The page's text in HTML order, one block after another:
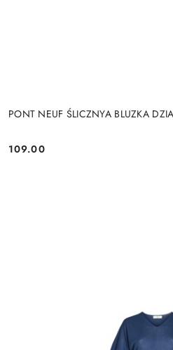
PONT NEUF ŚLICZNYA BLUZKA
Cena:
109.00